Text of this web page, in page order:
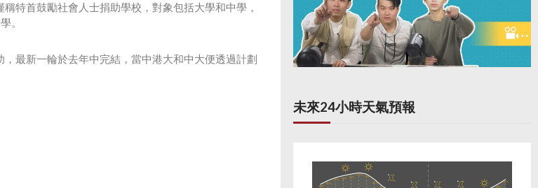
特首鼓勵社會人士捐助學校，對象包括大學和中學，
。
最新一輪於去年中完結，當中港大和中大便透過計劃
未來24小時天氣預報